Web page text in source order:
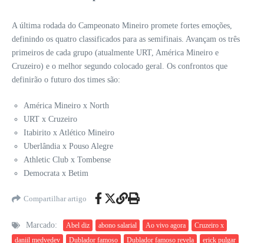
A última rodada do Campeonato Mineiro promete fortes emoções,
definindo os quatro classificados para as semifinais. Avançam os três
primeiros de cada grupo (atualmente URT, América Mineiro e
Cruzeiro) e o melhor segundo colocado geral. Os confrontos que
definirão o futuro dos times são:
América Mineiro x North
URT x Cruzeiro
Itabirito x Atlético Mineiro
Uberlândia x Pouso Alegre
Athletic Club x Tombense
Democrata x Betim
Compartilhar artigo
Marcado: Abel diz abono salarial Ao vivo agora
Cruzeiro x
daniil medvedev
Dublador famoso Dublador famoso revela erick pulgar